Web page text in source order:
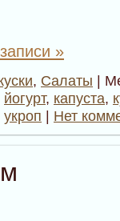
»
, Салаты |
йогурт, капуста,
укроп | Нет